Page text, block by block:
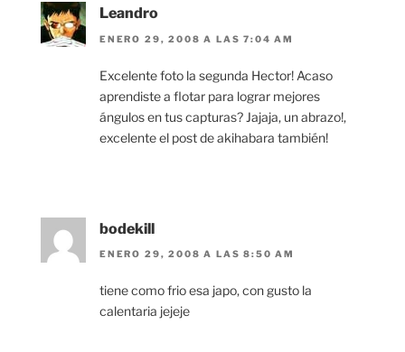
Leandro
ENERO 29, 2008 A LAS 7:04 AM
Excelente foto la segunda Hector! Acaso
aprendiste a flotar para lograr mejores
ángulos en tus capturas? Jajaja, un abrazo!,
excelente el post de akihabara también!
bodekill
ENERO 29, 2008 A LAS 8:50 AM
tiene como frio esa japo, con gusto la
calentaria jejeje